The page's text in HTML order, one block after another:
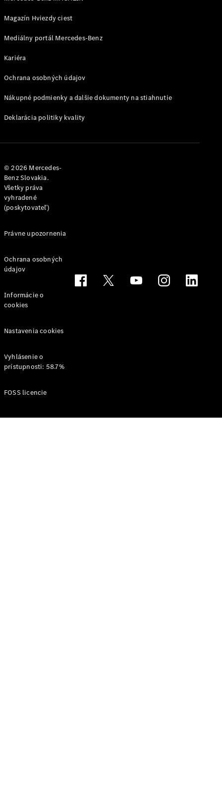
pre
Maybach
AMG
pre Triedu G
AMG
Magazín Hviezdy ciest
Mediálny portál Mercedes-Benz
Kariéra
Ochrana osobných údajov
Nákupné podmienky a dalšie dokumenty na stiahnutie
Deklarácia politiky kvality
© 2026 Mercedes-
Benz Slovakia.
Všetky práva
vyhradené
(poskytovateľ)
Právne upozornenia
Ochrana osobných
údajov
Informácie o
cookies
Nastavenia cookies
Vyhlásenie o
prístupnosti: 58.7%
FOSS licencie